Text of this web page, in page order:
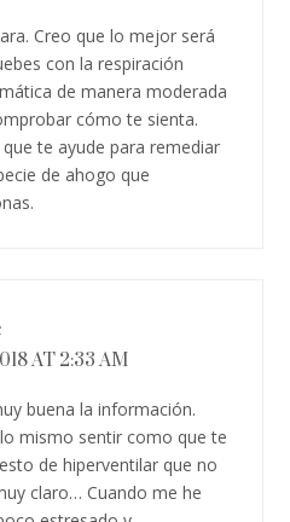
Creo que lo mejor será
con la respiración
de manera moderada
cómo te sienta.
que te ayude para remediar
de ahogo que
AT 2:33 AM
buena la información.
mismo sentir como que te
de hiperventilar que no
claro… Cuando me he